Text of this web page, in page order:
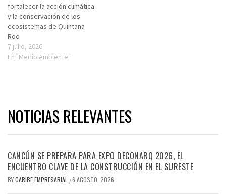
fortalecer la acción climática
y la conservación de los
ecosistemas de Quintana
Roo
7 julio, 2026
En "Medio Ambiente"
NOTICIAS RELEVANTES
CANCÚN SE PREPARA PARA EXPO DECONARQ 2026, EL
ENCUENTRO CLAVE DE LA CONSTRUCCIÓN EN EL SURESTE
BYCARIBE EMPRESARIAL /6 AGOSTO, 2026